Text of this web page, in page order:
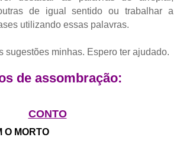
de igual sentido ou trabalhar a
utilizando essas palavras.
sugestões minhas. Espero ter ajudado.
de assombração:
CONTO
O MORTO